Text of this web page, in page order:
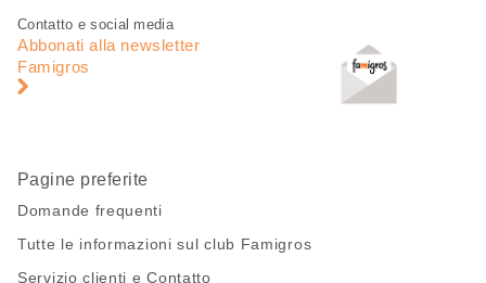
Piè
pagina
Navigazione
pagina
Contatto e social media
Abbonati alla newsletter
Famigros
Pagine preferite
Domande frequenti
Tutte le informazioni sul club Famigros
Servizio clienti e Contatto